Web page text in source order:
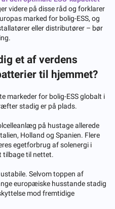
videre på disse råd og forklarer
marked for bolig-ESS, og
eller distributører – bør
et af verdens
til hjemmet?
markeder for bolig-ESS globalt i
stadig er på plads.
på hustage allerede
Holland og Spanien. Flere
egetforbrug af solenergi i
tilbage til nettet.
Selvom toppen af
europæiske husstande stadig
mod fremtidige